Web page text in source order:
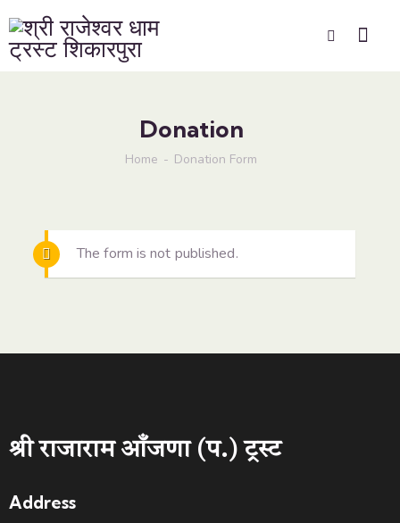
Donation
Home Donation Form
The form is not published.
श्री राजाराम आँजणा (प.) ट्रस्ट
Address